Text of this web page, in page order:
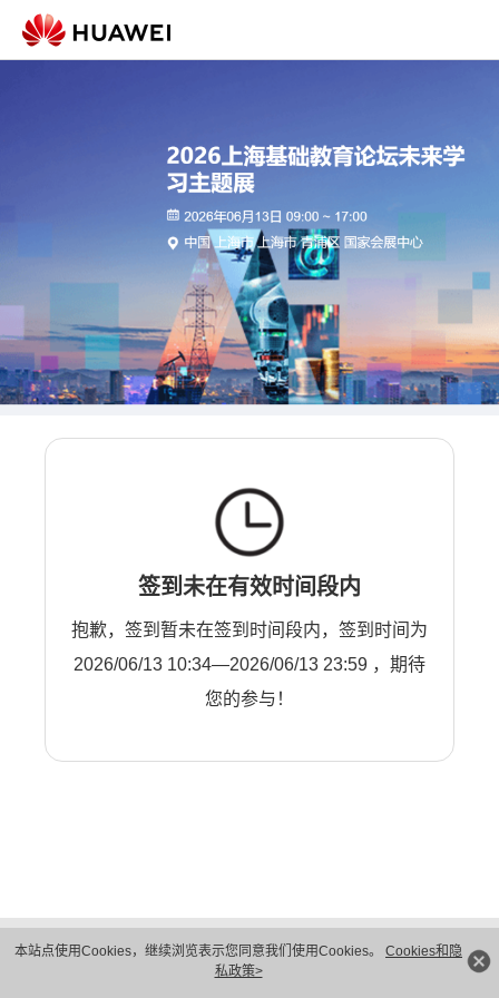
本站点使用Cookies，继续浏览表示您同意我们使用Cookies。 Cookies和隐
私政策>
签到未在有效时间段内
抱歉，签到暂未在签到时间段内，签到时间为
2026/06/13 10:34—2026/06/13 23:59 ，期待
您的参与！
隐私保护
法律声明